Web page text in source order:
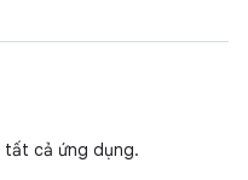
tất cả ứng dụng.